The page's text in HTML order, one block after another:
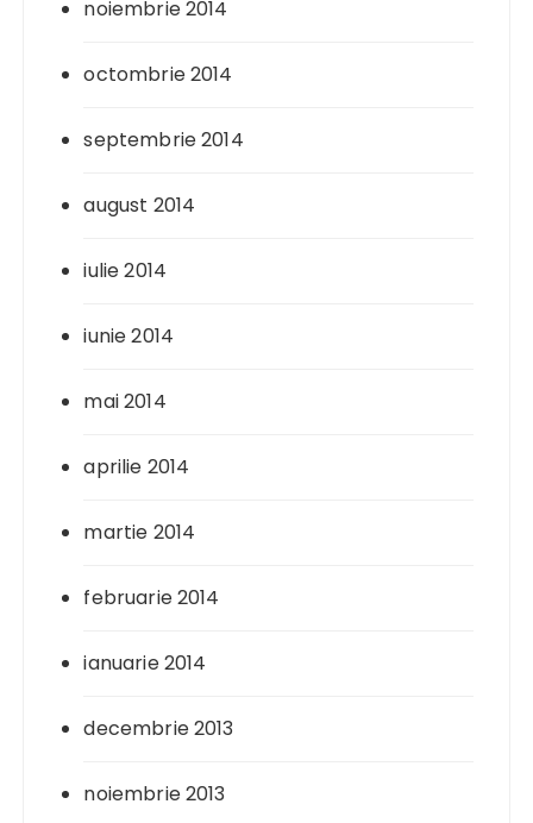
noiembrie 2014
octombrie 2014
septembrie 2014
august 2014
iulie 2014
iunie 2014
mai 2014
aprilie 2014
martie 2014
februarie 2014
ianuarie 2014
decembrie 2013
noiembrie 2013